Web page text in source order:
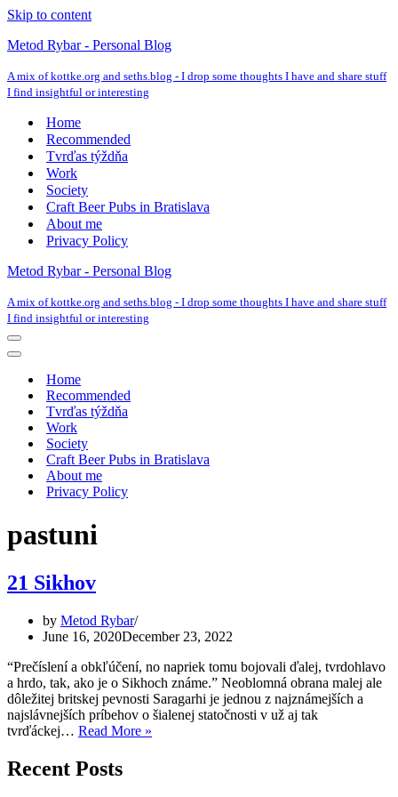
Skip to content
Metod Rybar - Personal Blog
A mix of kottke.org and seths.blog - I drop some thoughts I have and share stuff
I find insightful or interesting
Home
Recommended
Tvrďas týždňa
Work
Society
Craft Beer Pubs in Bratislava
About me
Privacy Policy
Metod Rybar - Personal Blog
A mix of kottke.org and seths.blog - I drop some thoughts I have and share stuff
I find insightful or interesting
Navigation
Menu
Navigation
Home
Recommended
Tvrďas týždňa
Work
Society
Craft Beer Pubs in Bratislava
About me
Privacy Policy
pastuni
21 Sikhov
by Metod Rybar
June 16, 2020December 23, 2022
“Prečíslení a obkľúčení, no napriek tomu bojovali ďalej, tvrdohlavo
a hrdo, tak, ako je o Sikhoch známe.” Neoblomná obrana malej ale
dôležitej britskej pevnosti Saragarhi je jednou z najznámejších a
najslávnejších príbehov o šialenej statočnosti v už aj tak
tvrďáckej… Read More »
Recent Posts